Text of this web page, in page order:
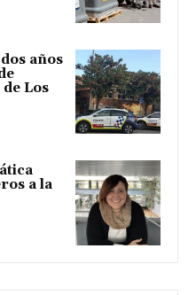
años
Los
a la